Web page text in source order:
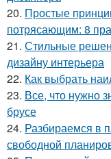
20. Простые
потрясающим: 8
21. Стильные
дизайну интерьера
22. Как выбрать
23. Все, что нужно
брусе
24. Разбираемся в
свободной